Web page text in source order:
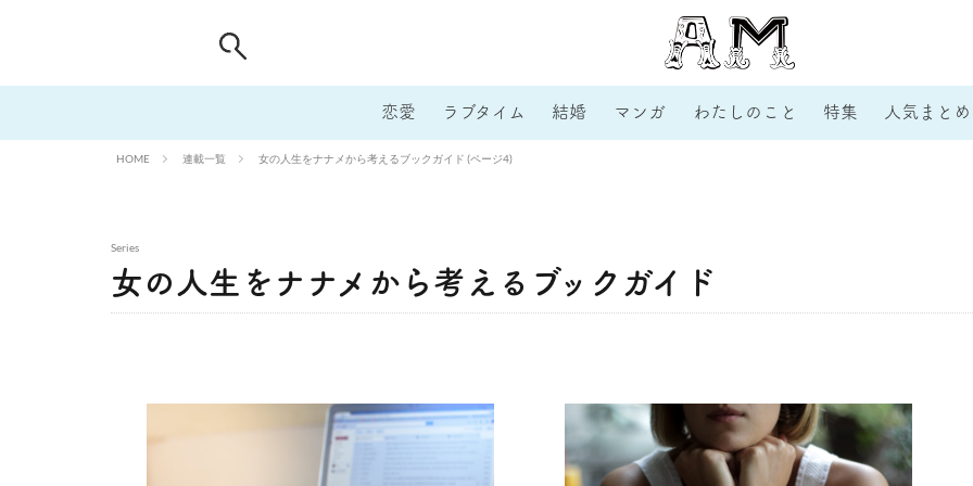
恋愛 ラブタイム 結婚 マンガ わたしのこと 特集 人気まとめ
HOME 連載一覧 女の人生をナナメから考えるブックガイド (ページ4)
Series
女の人生をナナメから考えるブックガイド